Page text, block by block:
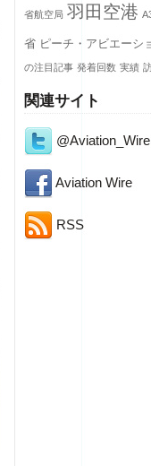
省航空局 羽田空港
省 ピーチ・アビエーシ
の注目記事 発着回数 実績
関連サイト
@Aviation_Wire
Aviation Wire
RSS